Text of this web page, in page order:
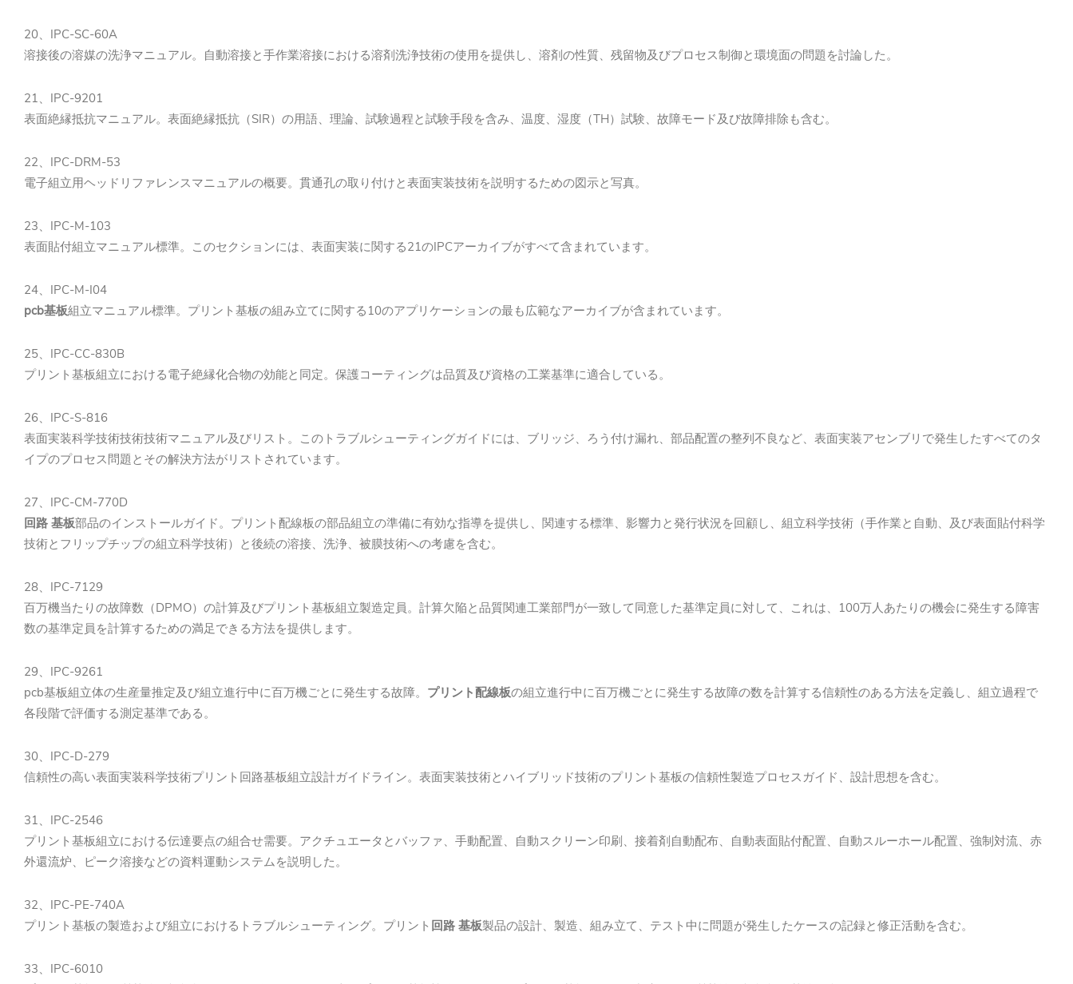
20、IPC-SC-60A
溶接後の溶媒の洗浄マニュアル。自動溶接と手作業溶接における溶剤洗浄技術の使用を提供し、溶剤の性質、残留物及びプロセス制御と環境面の問題を討論した。
21、IPC-9201
表面絶縁抵抗マニュアル。表面絶縁抵抗（SIR）の用語、理論、試験過程と試験手段を含み、温度、湿度（TH）試験、故障モード及び故障排除も含む。
22、IPC-DRM-53
電子組立用ヘッドリファレンスマニュアルの概要。貫通孔の取り付けと表面実装技術を説明するための図示と写真。
23、IPC-M-103
表面貼付組立マニュアル標準。このセクションには、表面実装に関する21のIPCアーカイブがすべて含まれています。
24、IPC-M-I04
pcb基板組立マニュアル標準。プリント基板の組み立てに関する10のアプリケーションの最も広範なアーカイブが含まれています。
25、IPC-CC-830B
プリント基板組立における電子絶縁化合物の効能と同定。保護コーティングは品質及び資格の工業基準に適合している。
26、IPC-S-816
表面実装科学技術技術技術マニュアル及びリスト。このトラブルシューティングガイドには、ブリッジ、ろう付け漏れ、部品配置の整列不良など、表面実装アセンブリで発生したすべてのタ
イプのプロセス問題とその解決方法がリストされています。
27、IPC-CM-770D
回路 基板部品のインストールガイド。プリント配線板の部品組立の準備に有効な指導を提供し、関連する標準、影響力と発行状況を回顧し、組立科学技術（手作業と自動、及び表面貼付科学
技術とフリップチップの組立科学技術）と後続の溶接、洗浄、被膜技術への考慮を含む。
28、IPC-7129
百万機当たりの故障数（DPMO）の計算及びプリント基板組立製造定員。計算欠陥と品質関連工業部門が一致して同意した基準定員に対して、これは、100万人あたりの機会に発生する障害
数の基準定員を計算するための満足できる方法を提供します。
29、IPC-9261
pcb基板組立体の生産量推定及び組立進行中に百万機ごとに発生する故障。 プリント配線板の組立進行中に百万機ごとに発生する故障の数を計算する信頼性のある方法を定義し、組立過程で
各段階で評価する測定基準である。
30、IPC-D-279
信頼性の高い表面実装科学技術プリント回路基板組立設計ガイドライン。表面実装技術とハイブリッド技術のプリント基板の信頼性製造プロセスガイド、設計思想を含む。
31、IPC-2546
プリント基板組立における伝達要点の組合せ需要。アクチュエータとバッファ、手動配置、自動スクリーン印刷、接着剤自動配布、自動表面貼付配置、自動スルーホール配置、強制対流、赤
外還流炉、ピーク溶接などの資料運動システムを説明した。
32、IPC-PE-740A
プリント基板の製造および組立におけるトラブルシューティング。プリント 回路 基板製品の設計、製造、組み立て、テスト中に問題が発生したケースの記録と修正活動を含む。
33、IPC-6010